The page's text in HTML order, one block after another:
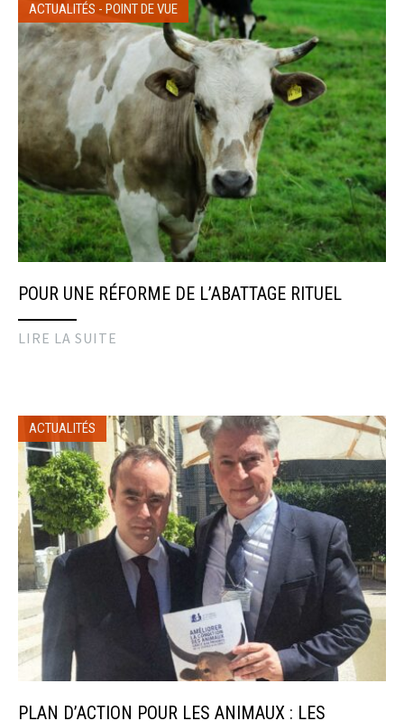
ACTUALITÉS - POINT DE VUE
POUR UNE RÉFORME DE L’ABATTAGE RITUEL
LIRE LA SUITE
ACTUALITÉS
PLAN D’ACTION POUR LES ANIMAUX : LES